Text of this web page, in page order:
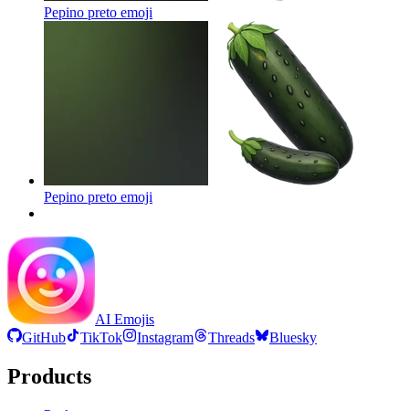
Pepino preto emoji
Pepino preto emoji
AI Emojis
GitHub
TikTok Instagram Threads Bluesky
Products